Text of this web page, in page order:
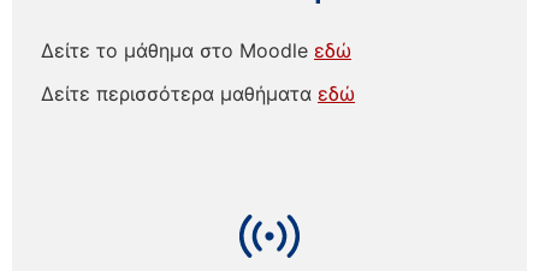
Δείτε το μάθημα στο Moodle εδώ
Δείτε περισσότερα μαθήματα εδώ